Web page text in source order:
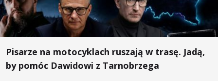
Pisarze na motocyklach ruszają w trasę. Jadą,
by pomóc Dawidowi z Tarnobrzega